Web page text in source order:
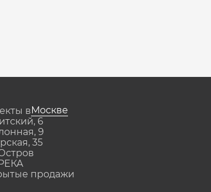
вМоскве
6
9
35
продажи